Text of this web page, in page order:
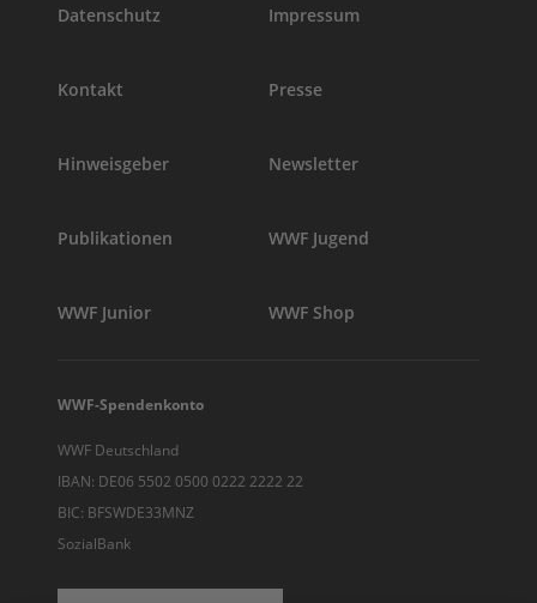
Datenschutz Impressum
Kontakt Presse
Hinweisgeber Newsletter
Publikationen WWF Jugend
WWF Junior WWF Shop
WWF-Spendenkonto
WWF Deutschland
IBAN: DE06 5502 0500 0222 2222 22
BIC: BFSWDE33MNZ
SozialBank